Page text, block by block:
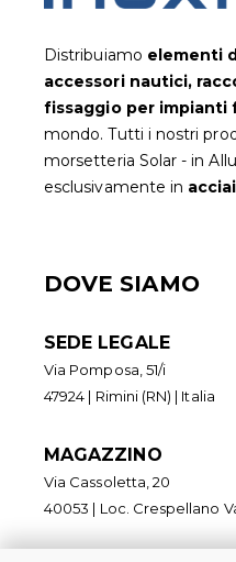
Distribuiamo elementi
accessori nautici,
fissaggio per
mondo. Tutti i nostri
morsetteria Solar - in
esclusivamente in
DOVE SIAMO
SEDE LEGALE
Via Pomposa, 51/i
47924 | Rimini (RN) | Italia
MAGAZZINO
Via Cassoletta, 20
40053 | Loc. Crespellano